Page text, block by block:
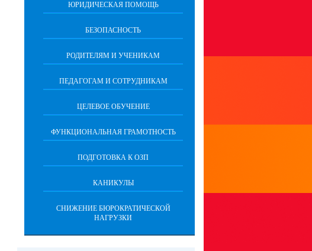
ЮРИДИЧЕСКАЯ ПОМОЩЬ
БЕЗОПАСНОСТЬ
РОДИТЕЛЯМ И УЧЕНИКАМ
ПЕДАГОГАМ И СОТРУДНИКАМ
ЦЕЛЕВОЕ ОБУЧЕНИЕ
ФУНКЦИОНАЛЬНАЯ ГРАМОТНОСТЬ
ПОДГОТОВКА К ОЗП
КАНИКУЛЫ
СНИЖЕНИЕ БЮРОКРАТИЧЕСКОЙ
НАГРУЗКИ